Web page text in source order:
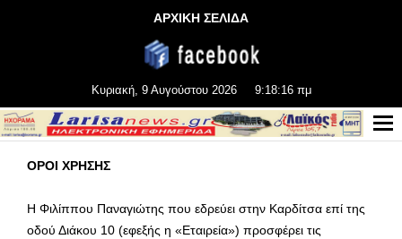
ΑΡΧΙΚΗ ΣΕΛΙΔΑ
Κυριακή, 9 Αυγούστου 2026 9:18:16 πμ
ΟΡΟΙ ΧΡΗΣΗΣ
Η Φιλίππου Παναγιώτης που εδρεύει στην Καρδίτσα επί της
οδού Διάκου 10 (εφεξής η «Εταιρεία») προσφέρει τις